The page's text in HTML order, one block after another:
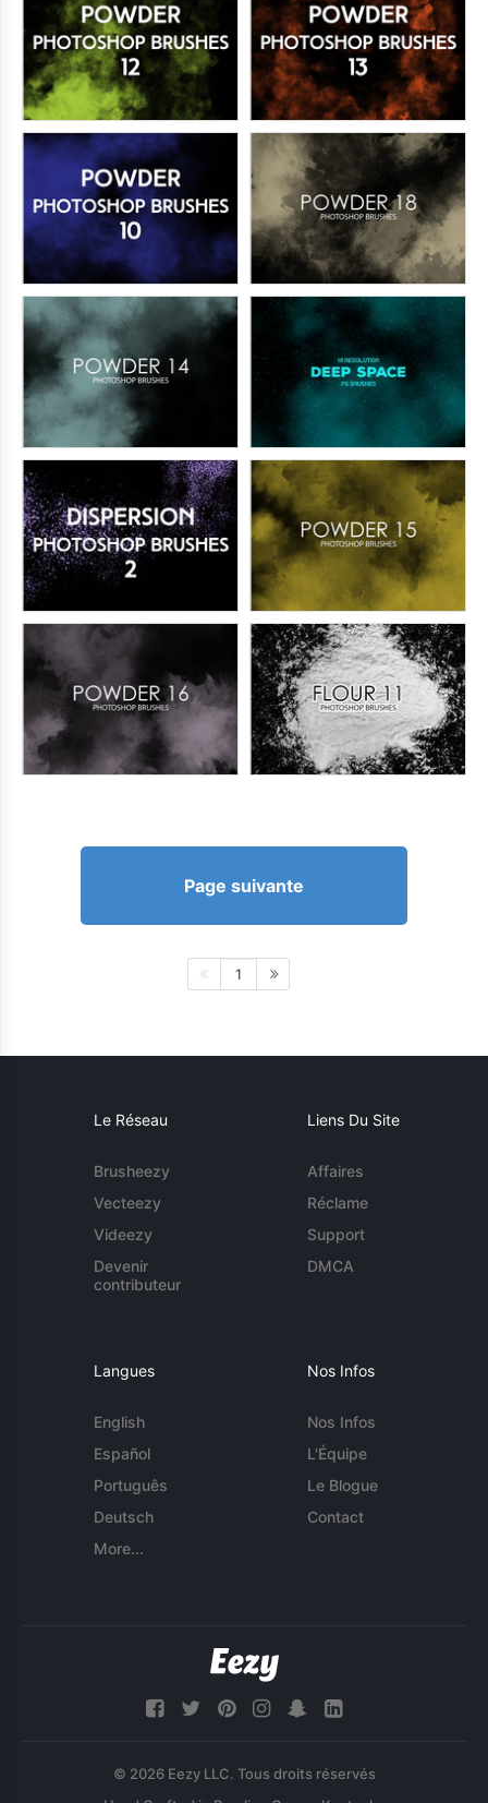
Page suivante
1
Le Réseau
Brusheezy
Vecteezy
Videezy
Devenir
contributeur
Liens Du Site
Affaires
Réclame
Support
DMCA
Langues
English
Español
Português
Deutsch
More...
Nos Infos
Nos Infos
L'Équipe
Le Blogue
Contact
© 2026 Eezy LLC. Tous droits réservés